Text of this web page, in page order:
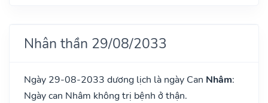
Nhân thần 29/08/2033
Ngày 29-08-2033 dương lịch là ngày Can Nhâm:
Ngày can Nhâm không trị bệnh ở thận.